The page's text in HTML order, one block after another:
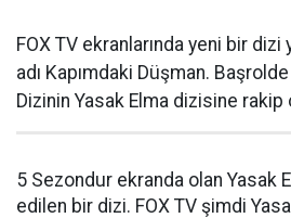
FOX TV ekranlarında yeni bir dizi
adı Kapımdaki Düşman.
Dizinin Yasak Elma dizisine
5 Sezondur ekranda olan Yasak
edilen bir dizi. FOX TV şimdi